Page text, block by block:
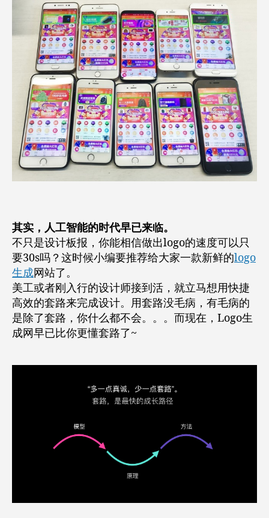
其实，人工智能的时代早已来临。
不只是设计板报，你能相信做出logo的速度可以只
要30s吗？这时候小编要推荐给大家一款新鲜的logo
生成网站了。
美工或者刚入行的设计师接到活，就立马想用快捷
高效的套路来完成设计。用套路没毛病，有毛病的
是除了套路，你什么都不会。。。而现在，Logo生
成网早已比你更懂套路了~